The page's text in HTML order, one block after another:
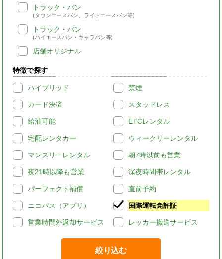
トラック・バン
(タウンエースバン、ライトエースバン等)
トラック・バン
(ハイエースバン・キャラバン等)
店舗オリジナル
特徴で探す
ハイブリッド 禁煙
カード決済 スタッドレス
給油可能 ETCレンタル
宅配レンタカー ウィークリーレンタル
マンスリーレンタル 朝7時以前も営業
夜21時以降も営業 深夜時間帯レンタル
パーフェクト補償 直前予約
ニコパス（アプリ） 国際運転免許証
営業時間外返却サービス レッカー搬送サービス
絞り込む